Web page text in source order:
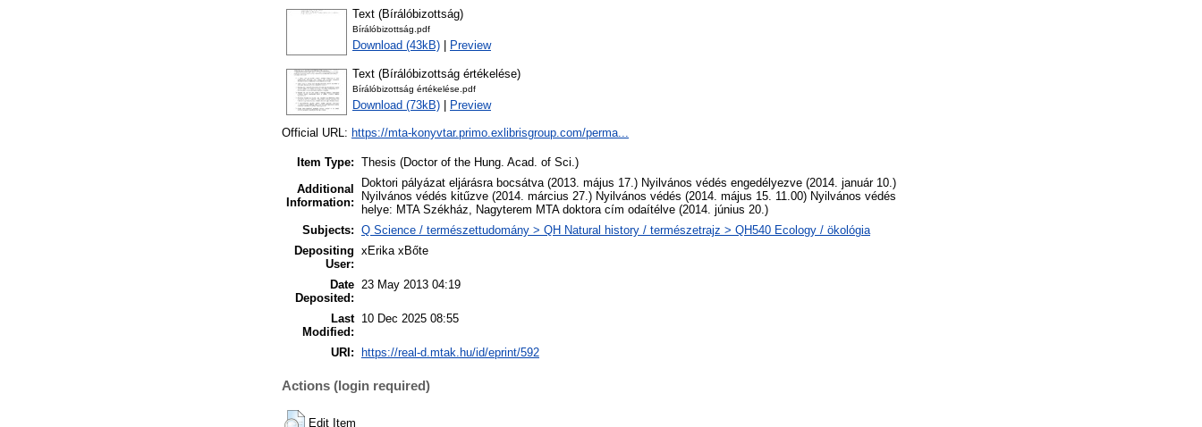
Text (Bírálóbizottság)
Bírálóbizottság.pdf
Download (43kB) Preview
Text (Bírálóbizottság értékelése)
Bírálóbizottság értékelése.pdf
Download (73kB) Preview
Official URL: https://mta-konyvtar.primo.exlibrisgroup.com/perma...
Item Type: Thesis (Doctor of the Hung. Acad. of Sci.)
Additional
Information:
Doktori pályázat eljárásra bocsátva (2013. május 17.) Nyilvános védés engedélyezve (2014. január 10.)
Nyilvános védés kitűzve (2014. március 27.) Nyilvános védés (2014. május 15. 11.00) Nyilvános védés
helye: MTA Székház, Nagyterem MTA doktora cím odaítélve (2014. június 20.)
Subjects: Q Science / természettudomány > QH Natural history / természetrajz > QH540 Ecology / ökológia
Depositing
User:
xErika xBőte
Date
Deposited:
23 May 2013 04:19
Last
Modified:
10 Dec 2025 08:55
URI: https://real-d.mtak.hu/id/eprint/592
Actions (login required)
Edit Item